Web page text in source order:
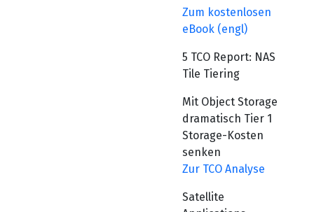
Zum kostenlosen
eBook (engl)
5 TCO Report: NAS
Tile Tiering
Mit Object Storage
dramatisch Tier 1
Storage-Kosten
senken
Zur TCO Analyse
Satellite